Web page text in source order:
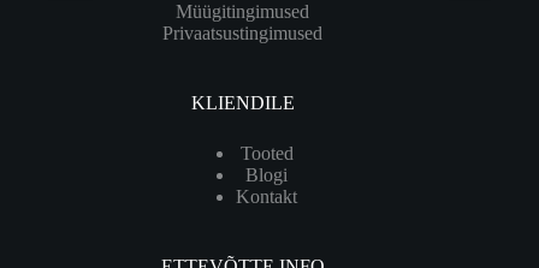
Müügitingimused
Privaatsustingimused
KLIENDILE
Tooted
Blogi
Kontakt